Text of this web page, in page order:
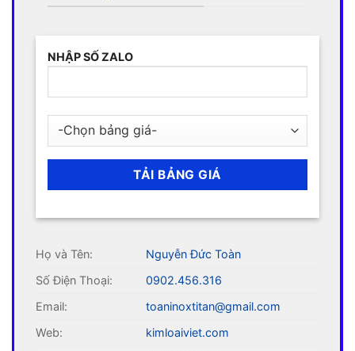
NHẬP SỐ ZALO
Họ và Tên:
Nguyễn Đức Toàn
Số Điện Thoại:
0902.456.316
Email:
toaninoxtitan@gmail.com
Web:
kimloaiviet.com